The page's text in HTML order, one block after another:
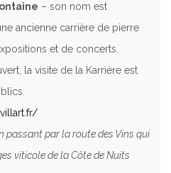
– son nom est
ancienne carrière de pierre
et de concerts.
la visite de la Karrière est
passant par la route des Vins qui
viticole de la Côte de Nuits